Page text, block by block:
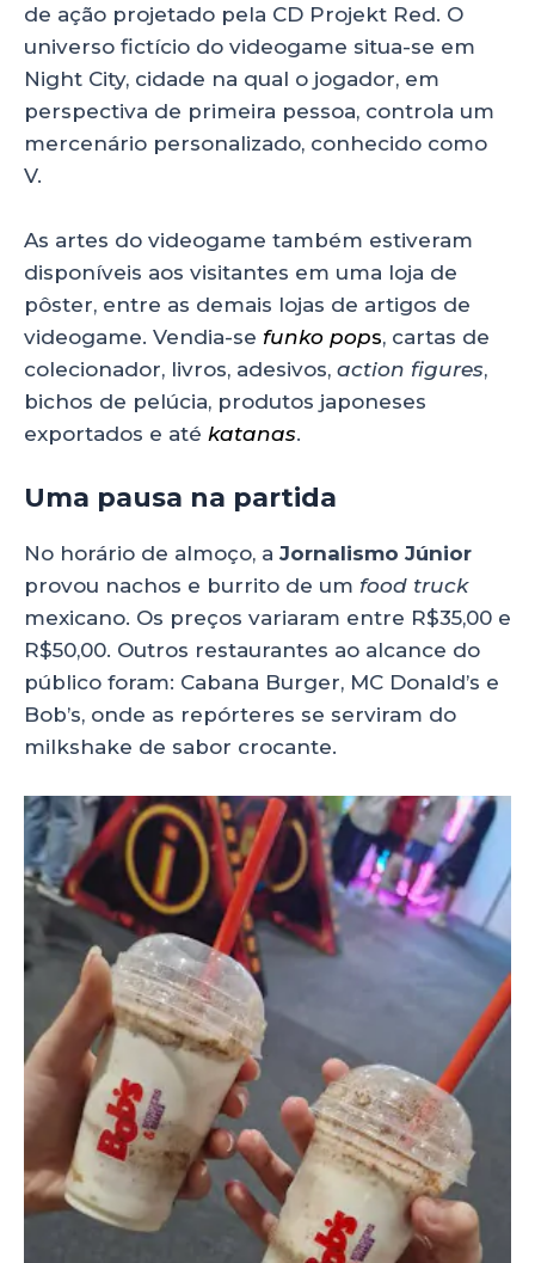
de ação projetado pela CD Projekt Red. O
universo fictício do videogame situa-se em
Night City, cidade na qual o jogador, em
perspectiva de primeira pessoa, controla um
mercenário personalizado, conhecido como
V.
As artes do videogame também estiveram
disponíveis aos visitantes em uma loja de
pôster, entre as demais lojas de artigos de
videogame. Vendia-se funko pops, cartas de
colecionador, livros, adesivos, action figures,
bichos de pelúcia, produtos japoneses
exportados e até katanas.
Uma pausa na partida
No horário de almoço, a Jornalismo Júnior
provou nachos e burrito de um food truck
mexicano. Os preços variaram entre R$35,00 e
R$50,00. Outros restaurantes ao alcance do
público foram: Cabana Burger, MC Donald’s e
Bob’s, onde as repórteres se serviram do
milkshake de sabor crocante.